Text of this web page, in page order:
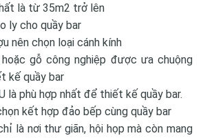
là từ 35m2 trở lên
ly cho quầy bar
nên chọn loại cánh kính
gỗ công nghiệp được ưa chuộng
kế quầy bar
là phù hợp nhất để thiết kế quầy bar.
kết hợp đảo bếp cùng quầy bar
là nơi thư giãn, hội họp mà còn mang